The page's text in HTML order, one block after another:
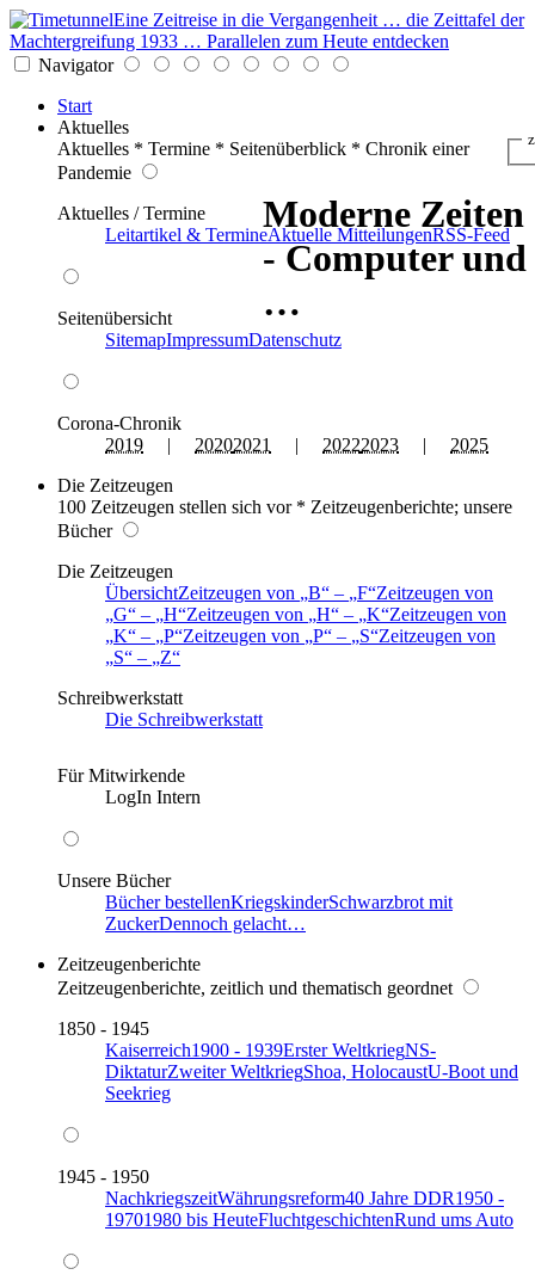
Eine Zeitreise in die Vergangenheit … die Zeittafel der
Machtergreifung 1933 … Parallelen zum Heute entdecken
Navigator
Start
Aktuelles
Aktuelles * Termine * Seitenüberblick * Chronik einer
Pandemie
Aktuelles / Termine
Leitartikel & TermineAktuelle MitteilungenRSS-Feed
Seitenübersicht
SitemapImpressumDatenschutz
Corona-Chronik
2019 | 20202021 | 20222023 | 2025
Die Zeitzeugen
100 Zeitzeugen stellen sich vor * Zeitzeugenberichte; unsere
Bücher
Die Zeitzeugen
ÜbersichtZeitzeugen von B – F Zeitzeugen von
G
– H Zeitzeugen von H – K Zeitzeugen von
K
– P Zeitzeugen von P – S Zeitzeugen von
S
–
Z
Schreibwerkstatt
Die Schreibwerkstatt
Für Mitwirkende
LogIn Intern
Unsere Bücher
Bücher bestellenKriegskinderSchwarzbrot mit
ZuckerDennoch gelacht…
Zeitzeugenberichte
Zeitzeugenberichte, zeitlich und thematisch geordnet
1850 - 1945
Kaiserreich1900 - 1939Erster WeltkriegNS-
DiktaturZweiter WeltkriegShoa, HolocaustU-Boot und
Seekrieg
1945 - 1950
NachkriegszeitWährungsreform40 Jahre DDR1950 -
19701980 bis HeuteFluchtgeschichtenRund ums Auto
Moderne Zeiten
- Computer und
…